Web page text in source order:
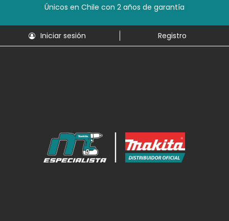
Únicos en Chile con 2 años de garantía
Iniciar sesión Registro